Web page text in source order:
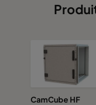
CamCube HF